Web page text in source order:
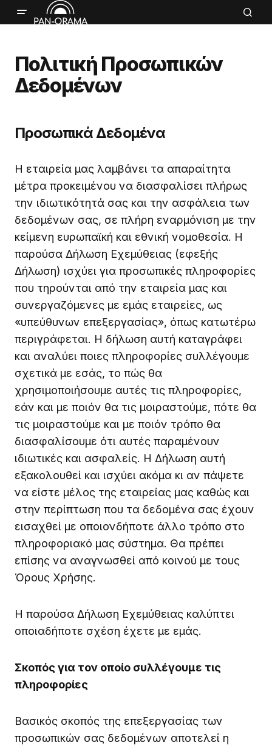
Πολιτική Προσωπικών
Δεδομένων
Προσωπικά Δεδομένα
Η εταιρεία μας λαμβάνει τα απαραίτητα
μέτρα προκειμένου να διασφαλίσει πλήρως
την ιδιωτικότητά σας και την ασφάλεια των
δεδομένων σας, σε πλήρη εναρμόνιση με την
κείμενη ευρωπαϊκή και εθνική νομοθεσία. Η
παρούσα Δήλωση Εχεμύθειας (εφεξής
Δήλωση) ισχύει για προσωπικές πληροφορίες
που τηρούνται από την εταιρεία μας και
συνεργαζόμενες με εμάς εταιρείες, ως
«υπεύθυνων επεξεργασίας», όπως κατωτέρω
περιγράφεται. Η δήλωση αυτή καταγράφει
και αναλύει ποιες πληροφορίες συλλέγουμε
σχετικά με εσάς, το πώς θα
χρησιμοποιήσουμε αυτές τις πληροφορίες,
εάν και με ποιόν θα τις μοιραστούμε, πότε θα
τις μοιραστούμε και με ποιόν τρόπο θα
διασφαλίσουμε ότι αυτές παραμένουν
ιδιωτικές και ασφαλείς. Η Δήλωση αυτή
εξακολουθεί και ισχύει ακόμα κι αν πάψετε
να είστε μέλος της εταιρείας μας καθώς και
στην περίπτωση που τα δεδομένα σας έχουν
εισαχθεί με οποιονδήποτε άλλο τρόπο στο
πληροφοριακό μας σύστημα. Θα πρέπει
επίσης να αναγνωσθεί από κοινού με τους
Όρους Χρήσης.
Η παρούσα Δήλωση Εχεμύθειας καλύπτει
οποιαδήποτε σχέση έχετε με εμάς.
Σκοπός για τον οποίο συλλέγουμε τις
πληροφορίες
Βασικός σκοπός της επεξεργασίας των
προσωπικών σας δεδομένων αποτελεί η